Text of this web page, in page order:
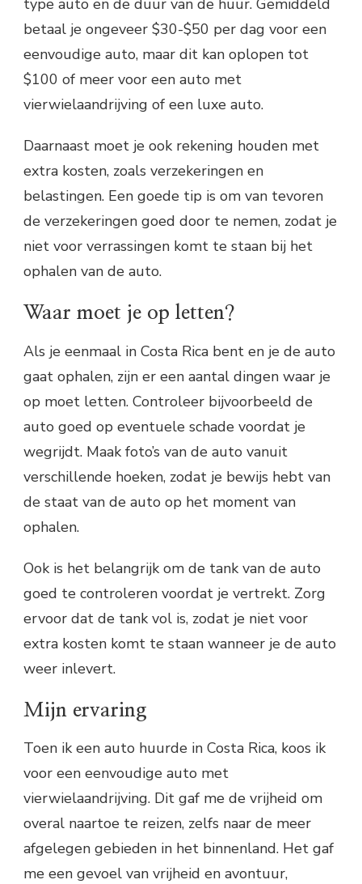
type auto en de duur van de huur. Gemiddeld
betaal je ongeveer $30-$50 per dag voor een
eenvoudige auto, maar dit kan oplopen tot
$100 of meer voor een auto met
vierwielaandrijving of een luxe auto.
Daarnaast moet je ook rekening houden met
extra kosten, zoals verzekeringen en
belastingen. Een goede tip is om van tevoren
de verzekeringen goed door te nemen, zodat je
niet voor verrassingen komt te staan bij het
ophalen van de auto.
Waar moet je op letten?
Als je eenmaal in Costa Rica bent en je de auto
gaat ophalen, zijn er een aantal dingen waar je
op moet letten. Controleer bijvoorbeeld de
auto goed op eventuele schade voordat je
wegrijdt. Maak foto’s van de auto vanuit
verschillende hoeken, zodat je bewijs hebt van
de staat van de auto op het moment van
ophalen.
Ook is het belangrijk om de tank van de auto
goed te controleren voordat je vertrekt. Zorg
ervoor dat de tank vol is, zodat je niet voor
extra kosten komt te staan wanneer je de auto
weer inlevert.
Mijn ervaring
Toen ik een auto huurde in Costa Rica, koos ik
voor een eenvoudige auto met
vierwielaandrijving. Dit gaf me de vrijheid om
overal naartoe te reizen, zelfs naar de meer
afgelegen gebieden in het binnenland. Het gaf
me een gevoel van vrijheid en avontuur,